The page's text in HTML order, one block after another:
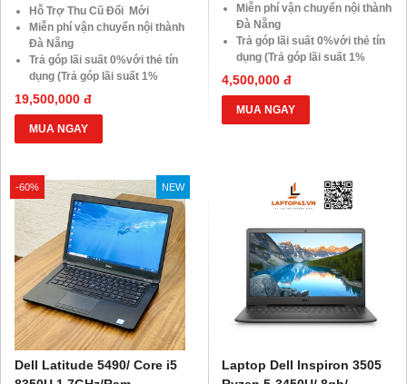
Hỗ Trợ Thu Cũ Đổi Mới
Miễn phí vận chuyển nội thành
Đà Nẵng
Trả góp lãi suất 0%với thẻ tín
dụng (Trả góp lãi suất 1%
HDsaison - chỉ cần CMND
BLX hoặc hộ khẩu gốc )
Giảm 20%khi nâng cấp Ram-
SSD
khách hàng ở xa, HSSV . Săn
10.000 Voucher Giảm
Giá 500.000đ
19,500,000 đ
MUA NGAY
Miễn phí vận chuyển nội thành
Đà Nẵng
Trả góp lãi suất 0%với thẻ tín
dụng (Trả góp lãi suất 1%
HDsaison - chỉ cần CMND
BLX hoặc hộ khẩu gốc )
Giảm 20%khi nâng cấp Ram-
SSD
Giá 500.000đ
4,500,000 đ
MUA NGAY
-60% NEW
Dell Latitude 5490/ Core i5
Laptop Dell Inspiron 3505